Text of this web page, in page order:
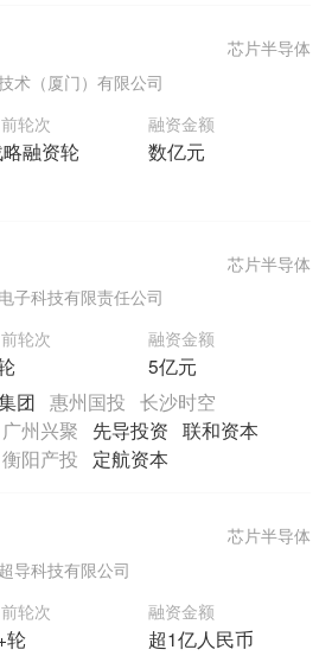
术（厦门）有限公司
轮次
融资轮
融资金额
数亿元
芯片半导体
子科技有限责任公司
轮次 融资金额
5亿元
芯片半导体
团 惠州国投 长沙时空
广州兴聚 先导投资 联和资本
衡阳产投 定航资本
导科技有限公司
轮次
轮
融资金额
超1亿人民币
芯片半导体